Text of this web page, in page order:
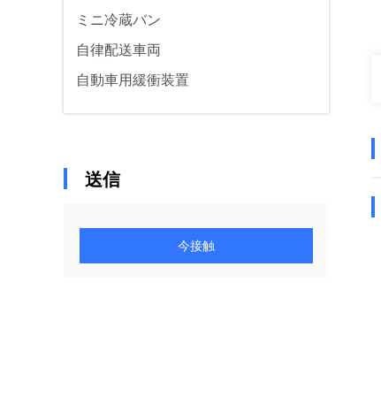
ミニ冷蔵バン
自律配送車両
自動車用緩衝装置
送信
今接触